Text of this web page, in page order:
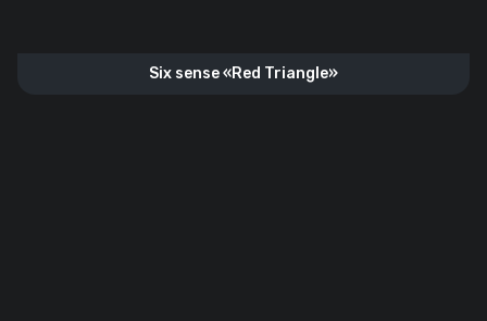
Six sense «Red Triangle»